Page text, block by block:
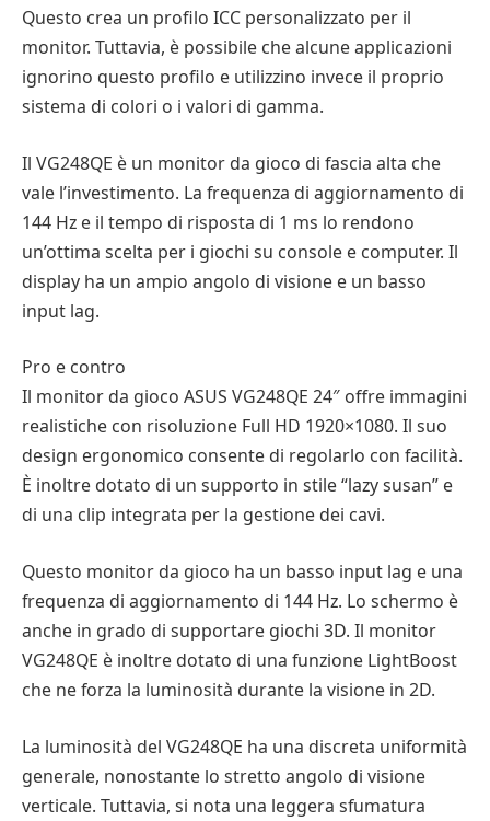
Questo crea un profilo ICC personalizzato per il
monitor. Tuttavia, è possibile che alcune applicazioni
ignorino questo profilo e utilizzino invece il proprio
sistema di colori o i valori di gamma.
Il VG248QE è un monitor da gioco di fascia alta che
vale l’investimento. La frequenza di aggiornamento di
144 Hz e il tempo di risposta di 1 ms lo rendono
un’ottima scelta per i giochi su console e computer. Il
display ha un ampio angolo di visione e un basso
input lag.
Pro e contro
Il monitor da gioco ASUS VG248QE 24″ offre immagini
realistiche con risoluzione Full HD 1920×1080. Il suo
design ergonomico consente di regolarlo con facilità.
È inoltre dotato di un supporto in stile “lazy susan” e
di una clip integrata per la gestione dei cavi.
Questo monitor da gioco ha un basso input lag e una
frequenza di aggiornamento di 144 Hz. Lo schermo è
anche in grado di supportare giochi 3D. Il monitor
VG248QE è inoltre dotato di una funzione LightBoost
che ne forza la luminosità durante la visione in 2D.
La luminosità del VG248QE ha una discreta uniformità
generale, nonostante lo stretto angolo di visione
verticale. Tuttavia, si nota una leggera sfumatura